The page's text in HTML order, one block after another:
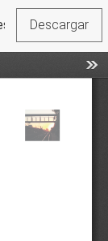
Descargar